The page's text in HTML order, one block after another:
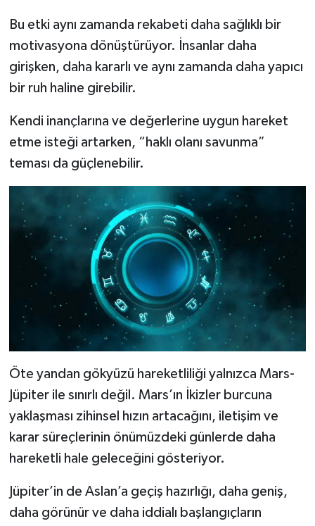
Bu etki aynı zamanda rekabeti daha sağlıklı bir
motivasyona dönüştürüyor. İnsanlar daha
girişken, daha kararlı ve aynı zamanda daha yapıcı
bir ruh haline girebilir.
Kendi inançlarına ve değerlerine uygun hareket
etme isteği artarken, “haklı olanı savunma”
teması da güçlenebilir.
Öte yandan gökyüzü hareketliliği yalnızca Mars-
Jüpiter ile sınırlı değil. Mars’ın İkizler burcuna
yaklaşması zihinsel hızın artacağını, iletişim ve
karar süreçlerinin önümüzdeki günlerde daha
hareketli hale geleceğini gösteriyor.
Jüpiter’in de Aslan’a geçiş hazırlığı, daha geniş,
daha görünür ve daha iddialı başlangıçların